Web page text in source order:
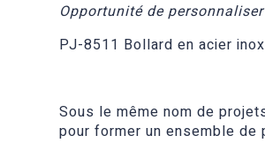
Opportunité de
PJ-8511 Bollard en acier
Sous le même nom de
pour former un ensemble de